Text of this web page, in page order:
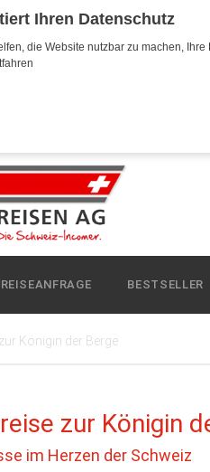
Ihren Datenschutz
die Website nutzbar zu machen,
REISEANFRAGE BESTSELLER
Königin der Berge
zur Königin
im Herzen der Schweiz